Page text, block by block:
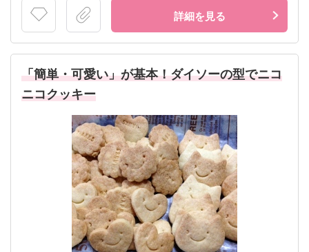
詳細を見る
「簡単・可愛い」が基本！ダイソーの型でニコ
ニコクッキー